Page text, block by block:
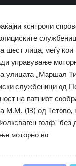
контроли
шест лица, меѓу кои
управување
улицата „Маршал
службеници од
на патниот
М.М. (18) од Тетово,
голф“ без
моторно во